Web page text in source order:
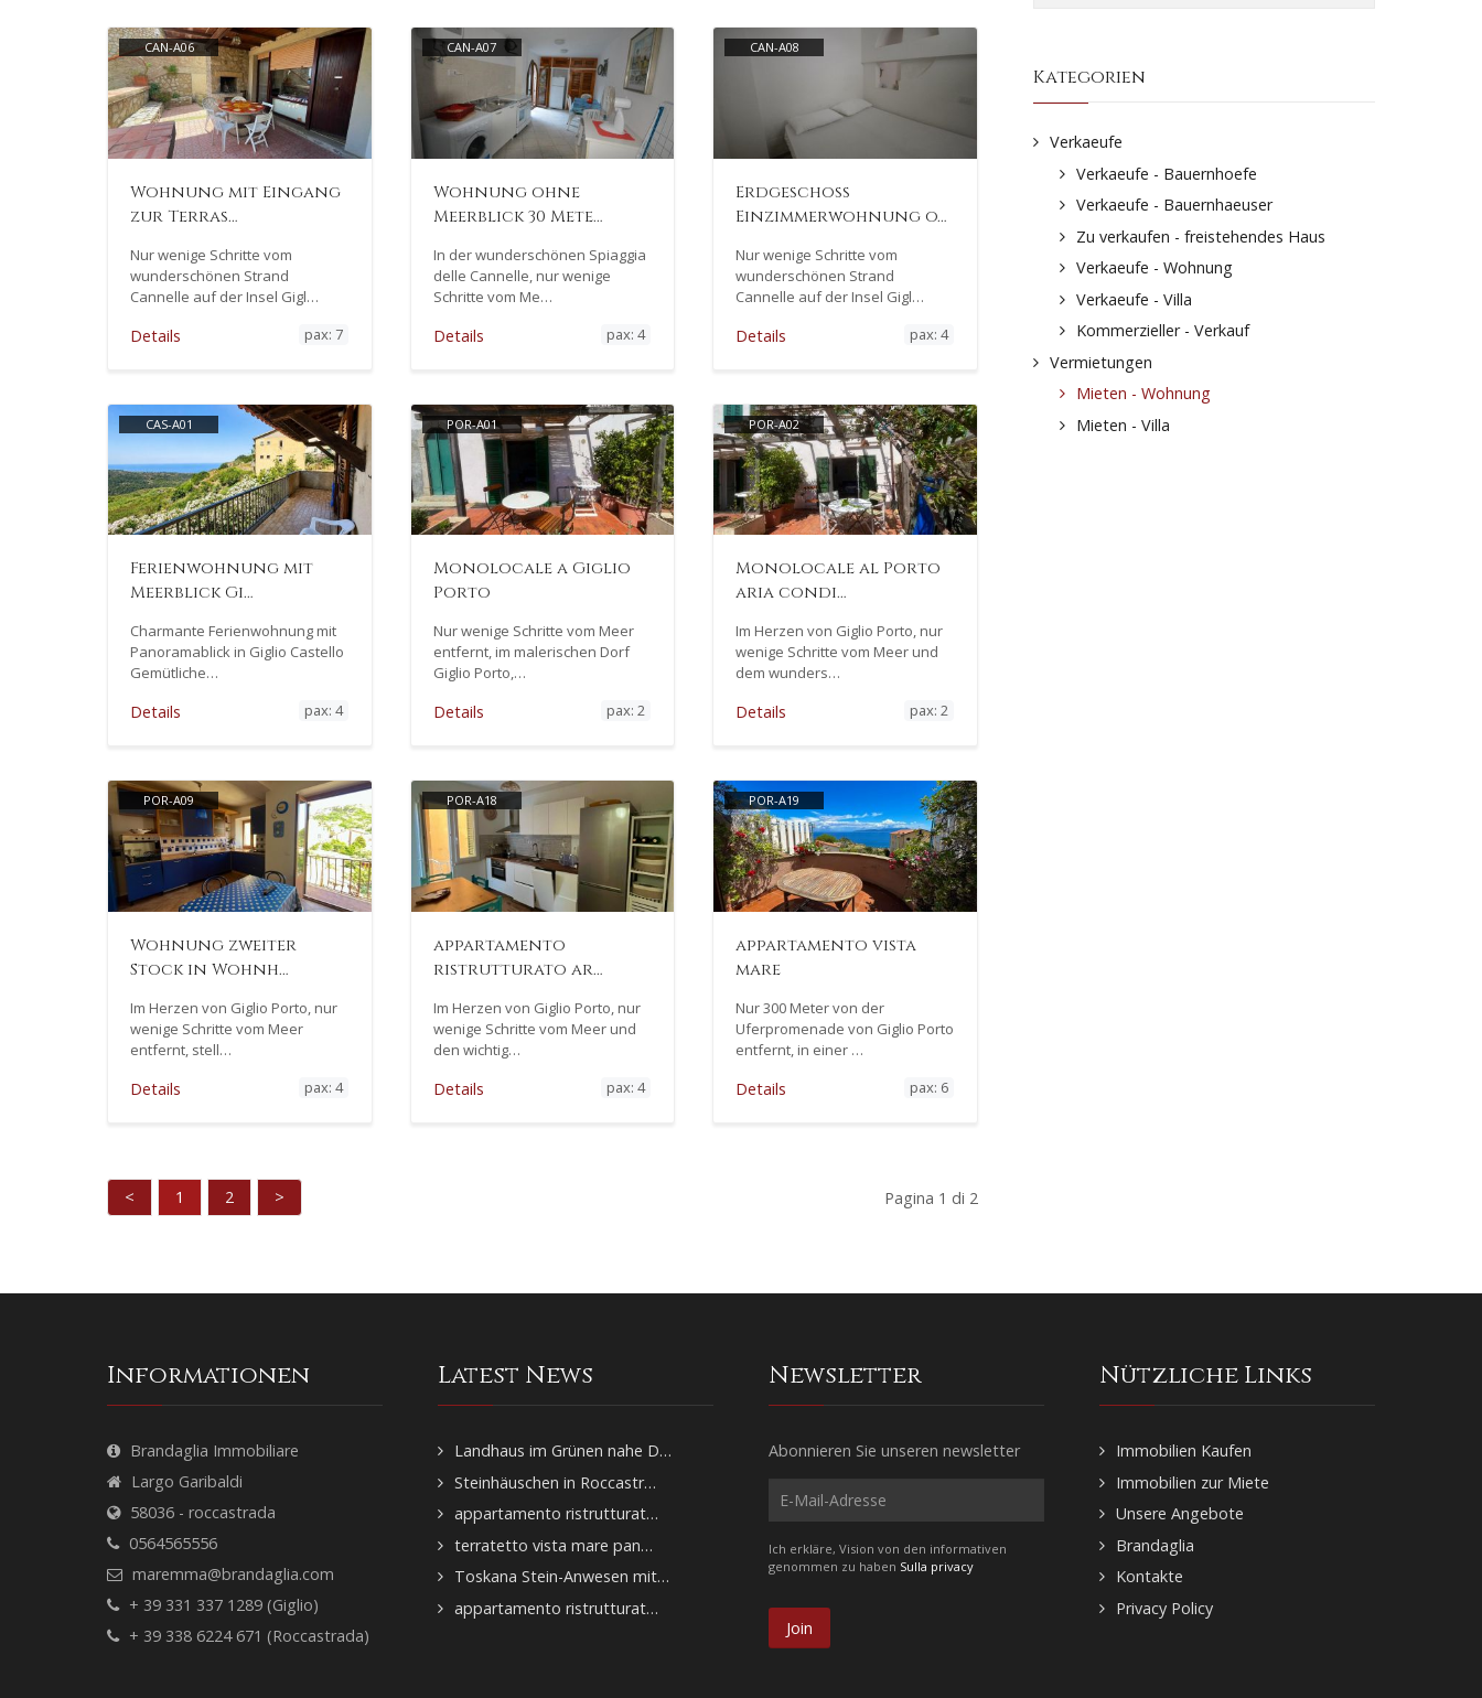
CAN-A06
Wohnung mit Eingang
zur Terras…
Nur wenige Schritte vom
wunderschönen Strand
Cannelle auf der Insel Gigl…
Details pax: 7
CAN-A07
Wohnung ohne
Meerblick 30 Mete…
In der wunderschönen Spiaggia
delle Cannelle, nur wenige
Schritte vom Me…
Details pax: 4
CAN-A08
Erdgeschoss
Einzimmerwohnung o…
Nur wenige Schritte vom
wunderschönen Strand
Cannelle auf der Insel Gigl…
Details pax: 4
CAS-A01
Ferienwohnung mit
Meerblick Gi…
Charmante Ferienwohnung mit
Panoramablick in Giglio Castello
Gemütliche…
Details pax: 4
POR-A01
Monolocale a Giglio
Porto
Nur wenige Schritte vom Meer
entfernt, im malerischen Dorf
Giglio Porto,…
Details pax: 2
POR-A02
Monolocale al Porto
aria condi…
Im Herzen von Giglio Porto, nur
wenige Schritte vom Meer und
dem wunders…
Details pax: 2
POR-A09
Wohnung zweiter
Stock in Wohnh…
Im Herzen von Giglio Porto, nur
wenige Schritte vom Meer
entfernt, stell…
Details pax: 4
POR-A18
appartamento
ristrutturato ar…
Im Herzen von Giglio Porto, nur
wenige Schritte vom Meer und
den wichtig…
Details pax: 4
POR-A19
appartamento vista
mare
Nur 300 Meter von der
Uferpromenade von Giglio Porto
entfernt, in einer …
Details pax: 6
Pagina 1 di 2
< 1 2 >
Kategorien
Verkaeufe
Verkaeufe - Bauernhoefe
Verkaeufe - Bauernhaeuser
Zu verkaufen - freistehendes Haus
Verkaeufe - Wohnung
Verkaeufe - Villa
Kommerzieller - Verkauf
Vermietungen
Mieten - Wohnung
Mieten - Villa
Informationen
Brandaglia Immobiliare
Largo Garibaldi
58036 - roccastrada
0564565556
maremma@brandaglia.com
+ 39 331 337 1289 (Giglio)
+ 39 338 6224 671 (Roccastrada)
Latest News
Landhaus im Grünen nahe D…
Steinhäuschen in Roccastr…
appartamento ristrutturat…
terratetto vista mare pan…
Toskana Stein-Anwesen mit…
appartamento ristrutturat…
Newsletter
Abonnieren Sie unseren newsletter
Ich erkläre, Vision von den informativen
genommen zu haben Sulla privacy
Nützliche Links
Immobilien Kaufen
Immobilien zur Miete
Unsere Angebote
Brandaglia
Kontakte
Privacy Policy